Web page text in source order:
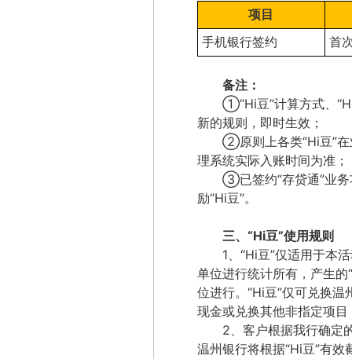
项目
手机银行签约 首
备注：
①“Hi豆”计算方式、 “
新的规则，即时生效；
②原则上各类“Hi豆”在
理系统实际入账时间为准；
③已签约“存贷通”业务
励“Hi豆”。
三、 “Hi豆”使用规则
1、 “Hi豆”仅适用于本
单位进行统计所有，产生的“
位进行。 “Hi豆”仅可兑换温
现金或兑换其他非指定项目
2、客户根据我行确定
温州银行将根据“Hi豆”有效